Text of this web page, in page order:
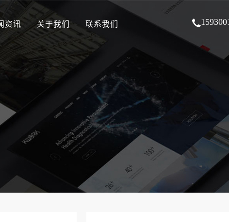
资讯 关于我们 联系我们